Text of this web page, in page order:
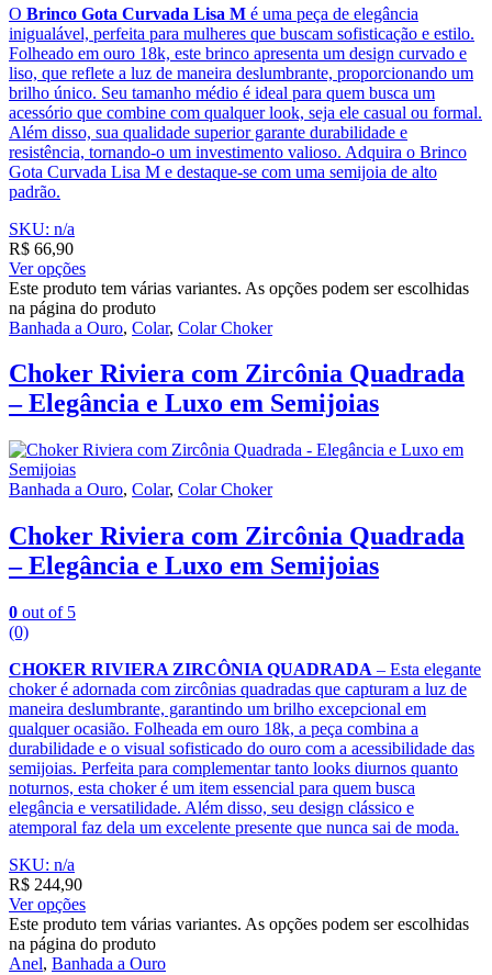
O Brinco Gota Curvada Lisa M é uma peça de elegância
inigualável, perfeita para mulheres que buscam sofisticação e estilo.
Folheado em ouro 18k, este brinco apresenta um design curvado e
liso, que reflete a luz de maneira deslumbrante, proporcionando um
brilho único. Seu tamanho médio é ideal para quem busca um
acessório que combine com qualquer look, seja ele casual ou formal.
Além disso, sua qualidade superior garante durabilidade e
resistência, tornando-o um investimento valioso. Adquira o Brinco
Gota Curvada Lisa M e destaque-se com uma semijoia de alto
padrão.
SKU: n/a
R$ 66,90
Ver opções
Este produto tem várias variantes. As opções podem ser escolhidas
na página do produto
Banhada a Ouro, Colar, Colar Choker
Choker Riviera com Zircônia Quadrada
– Elegância e Luxo em Semijoias
Banhada a Ouro, Colar, Colar Choker
Choker Riviera com Zircônia Quadrada
– Elegância e Luxo em Semijoias
0 out of 5
(0)
CHOKER RIVIERA ZIRCÔNIA QUADRADA – Esta elegante
choker é adornada com zircônias quadradas que capturam a luz de
maneira deslumbrante, garantindo um brilho excepcional em
qualquer ocasião. Folheada em ouro 18k, a peça combina a
durabilidade e o visual sofisticado do ouro com a acessibilidade das
semijoias. Perfeita para complementar tanto looks diurnos quanto
noturnos, esta choker é um item essencial para quem busca
elegância e versatilidade. Além disso, seu design clássico e
atemporal faz dela um excelente presente que nunca sai de moda.
SKU: n/a
R$ 244,90
Ver opções
Este produto tem várias variantes. As opções podem ser escolhidas
na página do produto
Anel, Banhada a Ouro